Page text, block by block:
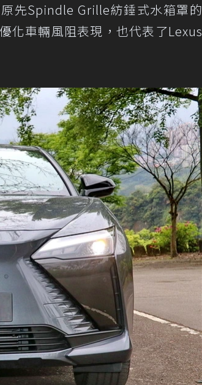
先Spindle Grille紡錘式水箱罩的
化車輛風阻表現，也代表了Lexus